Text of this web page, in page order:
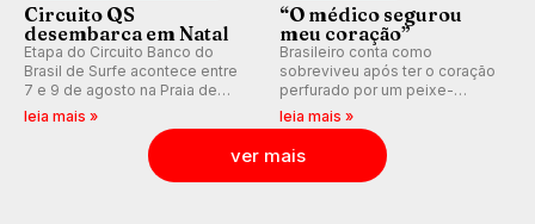
Circuito QS
desembarca em Natal
Etapa do Circuito Banco do
Brasil de Surfe acontece entre
7 e 9 de agosto na Praia de
Miami (RN), em disputas
válidas pelo Qualifying Series
(QS) 4.000 e pela corrida por
vagas no Challenger Series.
leia mais »
“O médico segurou
meu coração”
Brasileiro conta como
sobreviveu após ter o coração
perfurado por um peixe-
agulha enquanto surfava na
Costa Rica.
leia mais »
ver mais